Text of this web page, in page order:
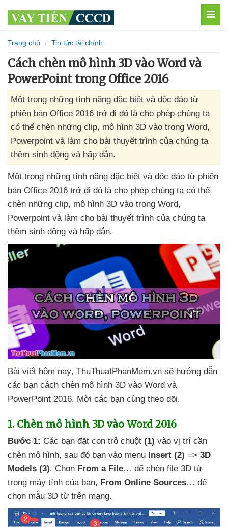
Trang chủ Tin tức tài chính
Cách chèn mô hình 3D vào Word và
PowerPoint trong Office 2016
Một trong những tính năng đặc biệt và độc đáo từ
phiên bản Office 2016 trở đi đó là cho phép chúng ta
có thể chèn những clip, mô hình 3D vào trong Word,
Powerpoint và làm cho bài thuyết trình của chúng ta
thêm sinh động và hấp dẫn.
Một trong những tính năng đặc biệt và độc đáo từ phiên
bản Office 2016 trở đi đó là cho phép chúng ta có thể
chèn những clip, mô hình 3D vào trong Word,
Powerpoint và làm cho bài thuyết trình của chúng ta
thêm sinh động và hấp dẫn.
Bài viết hôm nay, ThuThuatPhanMem.vn sẽ hướng dẫn
các bạn cách chèn mô hình 3D vào Word và
PowerPoint 2016. Mời các bạn cùng theo dõi.
1. Chèn mô hình 3D vào Word 2016
Bước 1: Các bạn đặt con trỏ chuột (1) vào vị trí cần
chèn mô hình, sau đó bạn vào menu Insert (2) => 3D
Models (3). Chọn From a File… để chèn file 3D từ
trong máy tính của bạn, From Online Sources… để
chọn mẫu 3D từ trên mạng.